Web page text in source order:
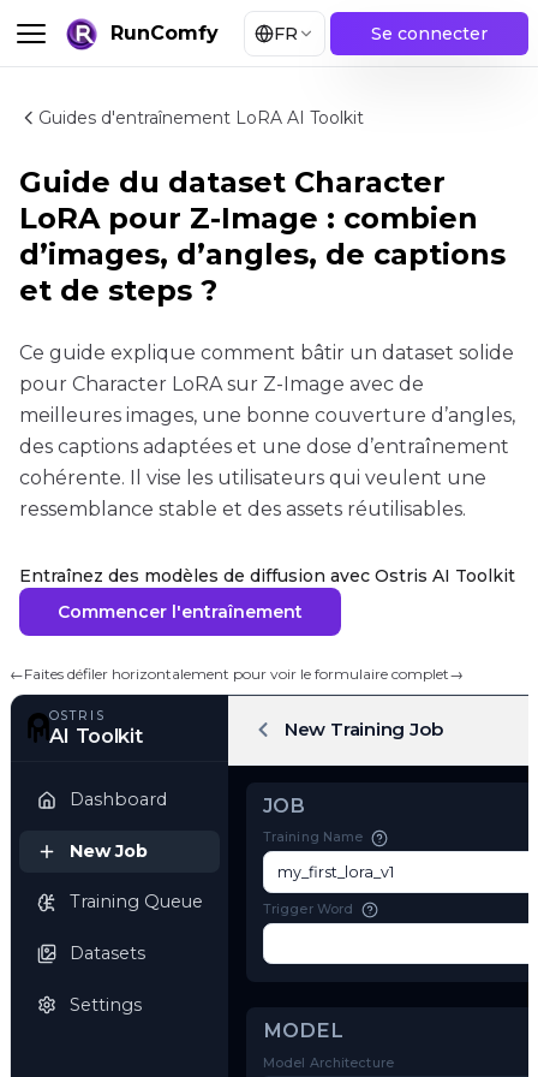
RunComfy FR Se connecter
Guides d'entraînement LoRA AI Toolkit
Guide du dataset Character
LoRA pour Z-Image : combien
d’images, d’angles, de captions
et de steps ?
Ce guide explique comment bâtir un dataset solide
pour Character LoRA sur Z-Image avec de
meilleures images, une bonne couverture d’angles,
des captions adaptées et une dose d’entraînement
cohérente. Il vise les utilisateurs qui veulent une
ressemblance stable et des assets réutilisables.
Entraînez des modèles de diffusion avec Ostris AI Toolkit
Commencer l'entraînement
←Faites défiler horizontalement pour voir le formulaire complet→
OSTRIS
Dashboard
New Job
Training Queue
JOB